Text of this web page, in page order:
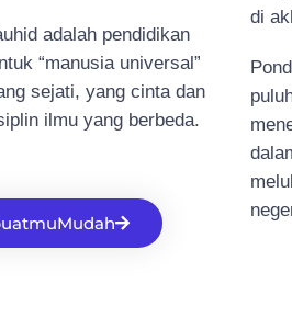
adalah pendidikan
“manusia universal”
sejati, yang cinta dan
ilmu yang berbeda.
di